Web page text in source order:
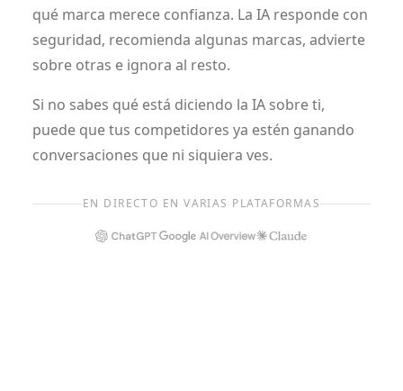
qué marca merece confianza. La IA responde con
seguridad, recomienda algunas marcas, advierte
sobre otras e ignora al resto.
Si no sabes qué está diciendo la IA sobre ti,
puede que tus competidores ya estén ganando
conversaciones que ni siquiera ves.
EN DIRECTO EN VARIAS PLATAFORMAS